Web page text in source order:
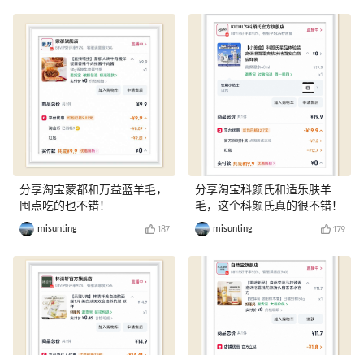
分享淘宝蒙都和万益蓝羊毛，
囤点吃的也不错！
misunting 187
分享淘宝科颜氏和适乐肤羊
毛，这个科颜氏真的很不错！
misunting 179